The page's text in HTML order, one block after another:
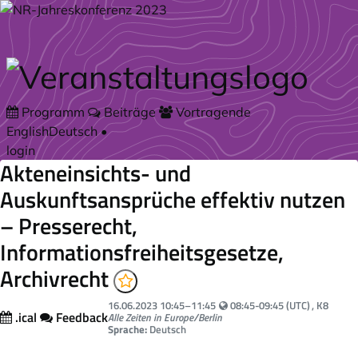
Zum Hauptteil springen
Programm Beiträge
Vortragende
EnglishDeutsch•
login
Akteneinsichts- und
Auskunftsansprüche effektiv nutzen
– Presserecht,
Informationsfreiheitsgesetze,
Archivrecht
.ical Feedback
16.06.2023 10:45–11:45 Your local time:
08:45-09:45 (UTC), K8
Alle Zeiten in Europe/Berlin
Sprache: Deutsch